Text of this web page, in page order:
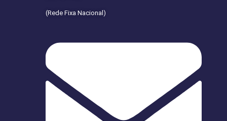
(Rede Fixa Nacional)